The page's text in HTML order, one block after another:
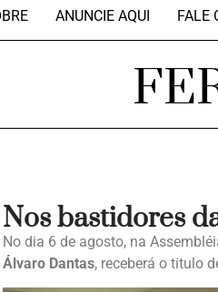
ANUNCIE AQUI FALE
Nos bastidores
No dia 6 de agosto, na
Álvaro Dantas, receberá o titulo